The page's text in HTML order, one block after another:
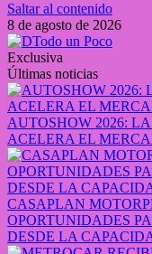
Saltar al contenido
8 de agosto de 2026
Exclusiva
Últimas noticias
AUTOSHOW 2026:
ACELERA EL
CASAPLAN
OPORTUNIDADES
DESDE LA